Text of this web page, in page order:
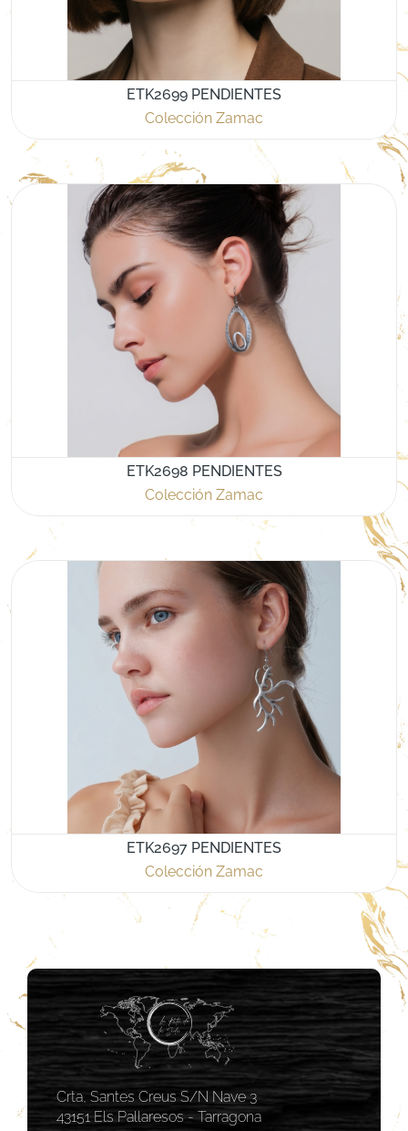
ETK2699 PENDIENTES
Colección Zamac
ETK2698 PENDIENTES
Colección Zamac
ETK2697 PENDIENTES
Colección Zamac
Crta, Santes Creus S/N Nave 3
43151 Els Pallaresos - Tarragona